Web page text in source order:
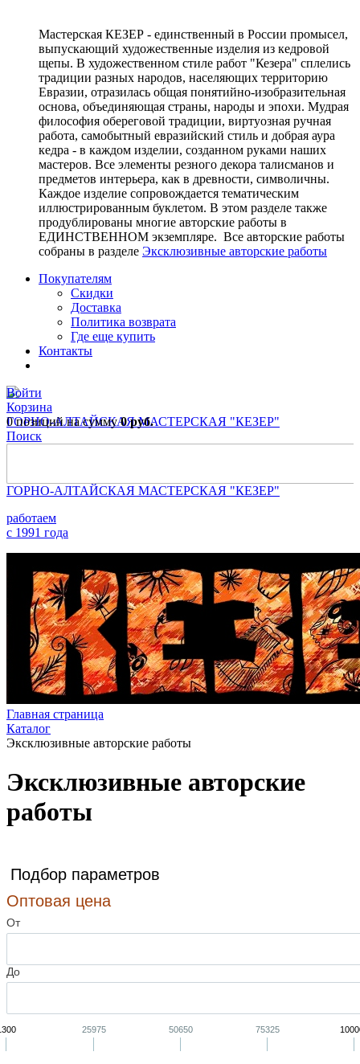
Мастерская КЕЗЕР - единственный в России промысел,
выпускающий художественные изделия из кедровой
щепы. В художественном стиле работ "Кезера" сплелись
традиции разных народов, населяющих территорию
Евразии, отразилась общая понятийно-изобразительная
основа, объединяющая страны, народы и эпохи. Мудрая
философия обереговой традиции, виртуозная ручная
работа, самобытный евразийский стиль и добрая аура
кедра - в каждом изделии, созданном руками наших
мастеров. Все элементы резного декора талисманов и
предметов интерьера, как в древности, символичны.
Каждое изделие сопровождается тематическим
иллюстрированным буклетом. В этом разделе также
продублированы многие авторские работы в
ЕДИНСТВЕННОМ экземпляре. Все авторские работы
собраны в разделе Эксклюзивные авторские работы
Покупателям
Скидки
Доставка
Политика возврата
Где еще купить
Контакты
Войти
Корзина
0 позицийна сумму0 руб.
Поиск
ГОРНО-АЛТАЙСКАЯ МАСТЕРСКАЯ "КЕЗЕР"
работаем
ГОРНО-АЛТАЙСКАЯ МАСТЕРСКАЯ "КЕЗЕР"
работаем
с 1991 года
Главная страница
Каталог
Эксклюзивные авторские работы
Эксклюзивные авторские
работы
Подбор параметров
Оптовая цена
От
До
25975 50650 75325